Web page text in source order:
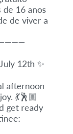
16 anos
de viver a
12th ✨
afternoon
💃🕺🏼
get ready